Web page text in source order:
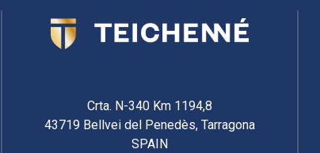
Crta. N-340 Km 1194,8
43719 Bellvei del Penedès, Tarragona
SPAIN